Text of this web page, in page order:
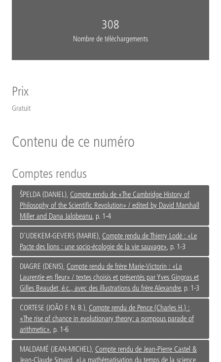
308
Nombre de téléchargements
Prix
Gratuit
Contenu de ce numéro
Comptes rendus
ŠPELDA (DANIEL), Compte rendu de «The Cambridge History of
Philosophy of the Scientific Revolution» / edited by David Marshall
Miller and Dana Jalobeanu , p. 1-4
D'UDEKEM-GEVERS (MARIE), Compte rendu de Thierry Lodé : «Le
Pacte des lions : une socio-écologie de la vie sauvage» , p. 1-3
DIAGRE (DENIS), Compte rendu de frère Marie-Victorin : «La
Laurentie en fleur» / textes choisis et présentés par Yves Gingras et
Gilles Beaudet, é.c., avec des illustrations du frère Alexandre, p. 1-3
CORTESE (JOÃO F. N. B.), Compte rendu de Pence (Charles H.) :
«The rise of chance in evolutionary theory: a pompous parade of
arithmetic» , p. 1-6
MALDAMÉ (JEAN-MICHEL), Compte rendu de Jean-Pierre Castel &
Jean-Claude Simard, «La mathématisation du temps de la science